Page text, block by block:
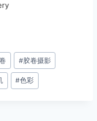
#胶卷摄影
#色彩